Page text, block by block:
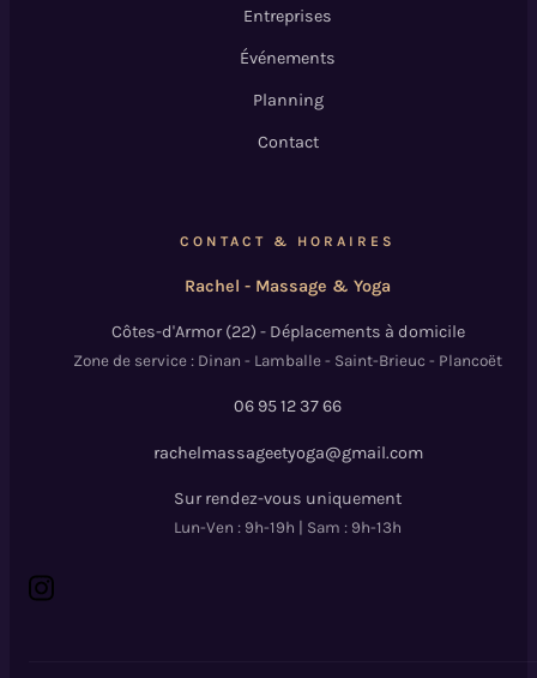
Entreprises
Événements
Planning
Contact
CONTACT & HORAIRES
Rachel - Massage & Yoga
Côtes-d'Armor (22) - Déplacements à domicile
Zone de service : Dinan - Lamballe - Saint-Brieuc - Plancoët
06 95 12 37 66
rachelmassageetyoga@gmail.com
Sur rendez-vous uniquement
Lun-Ven : 9h-19h | Sam : 9h-13h